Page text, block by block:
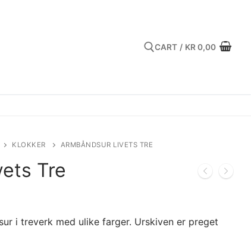
CART / KR 0,00
KLOKKER ARMBÅNDSUR LIVETS TRE
Tre
i treverk med ulike farger. Urskiven er preget